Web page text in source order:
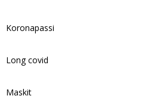
Koronapassi
Long covid
Maskit